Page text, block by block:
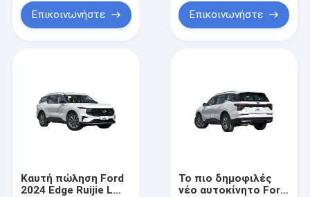
Επικοινωνήστε Επικοινωνήστε
Καυτή πώληση Ford
2024 Edge Ruijie L
Το πιο δημοφιλές
νέο αυτοκίνητο Ford